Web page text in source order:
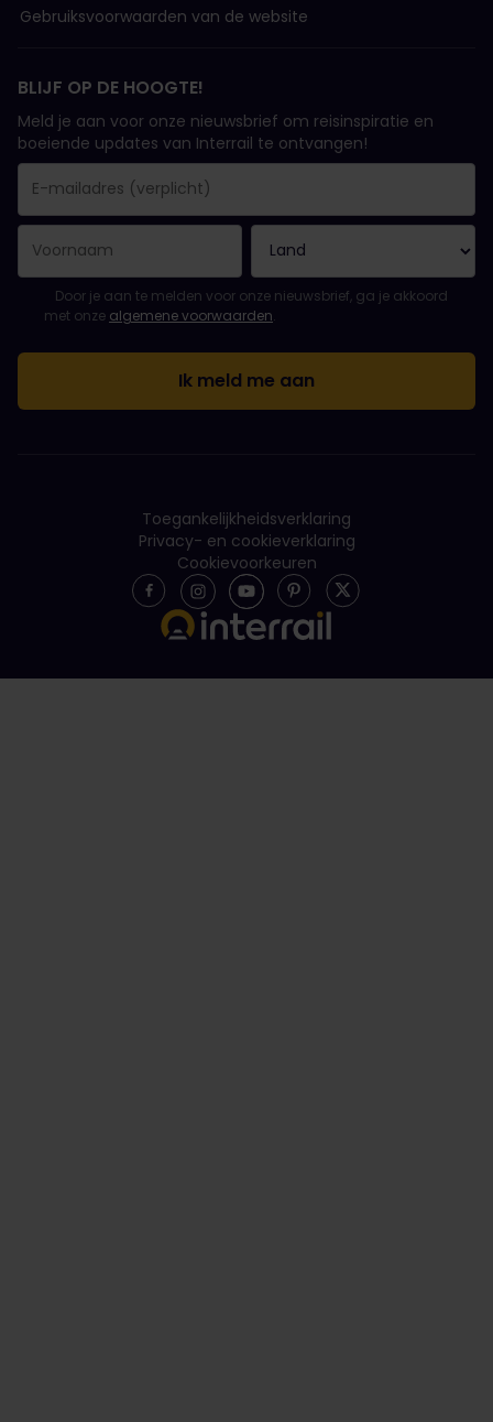
Gebruiksvoorwaarden van de website
BLIJF OP DE HOOGTE!
Meld je aan voor onze nieuwsbrief om reisinspiratie en
boeiende updates van Interrail te ontvangen!
E-mailadres is een verplicht veld!
E-mailadres is ongeldig!
Fout bij het abonneren op de nieuwsbrief. Probeer het later
Je hebt je al geabonneerd op deze nieuwsbrief!
Ga akkoord met de algemene voorwaarden om je in te
Door je aan te melden voor onze nieuwsbrief, ga je akkoord
met onze algemene voorwaarden.
Toegankelijkheidsverklaring
Privacy- en cookieverklaring
Cookievoorkeuren